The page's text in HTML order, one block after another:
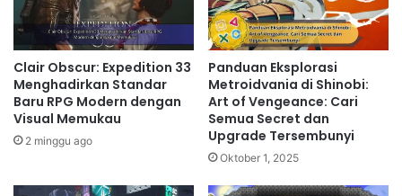
Clair Obscur: Expedition 33
Menghadirkan Standar
Baru RPG Modern dengan
Visual Memukau
2 minggu ago
Panduan Eksplorasi
Metroidvania di Shinobi:
Art of Vengeance: Cari
Semua Secret dan
Upgrade Tersembunyi
Oktober 1, 2025